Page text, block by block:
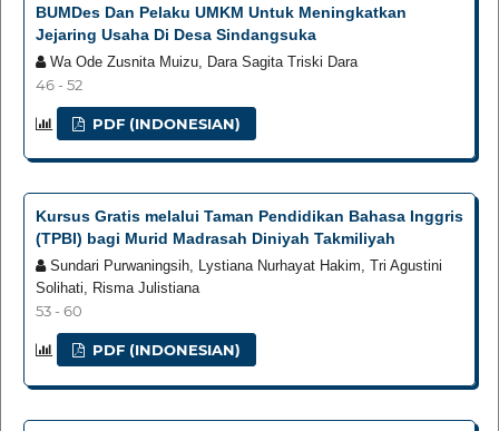
BUMDes Dan Pelaku UMKM Untuk Meningkatkan
Jejaring Usaha Di Desa Sindangsuka
Wa Ode Zusnita Muizu, Dara Sagita Triski Dara
46 - 52
PDF (INDONESIAN)
Kursus Gratis melalui Taman Pendidikan Bahasa Inggris
(TPBI) bagi Murid Madrasah Diniyah Takmiliyah
Sundari Purwaningsih, Lystiana Nurhayat Hakim, Tri Agustini
Solihati, Risma Julistiana
53 - 60
PDF (INDONESIAN)